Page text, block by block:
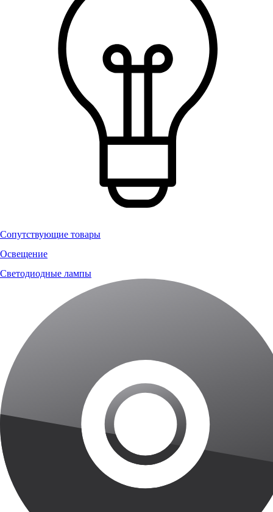
Сопутствующие товары
Освещение
Светодиодные лампы